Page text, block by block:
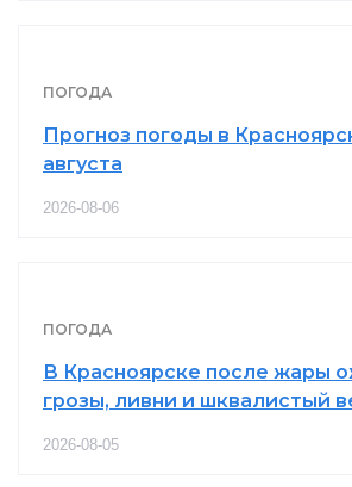
ПОГОДА
Прогноз погоды в
августа
2026-08-06
ПОГОДА
В Красноярске после жары
грозы, ливни и шквалистый
2026-08-05